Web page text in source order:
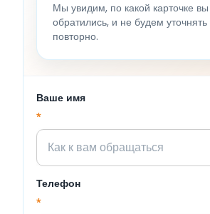
Мы увидим, по какой карточке вы
обратились, и не будем уточнять
повторно.
Ваше имя
*
Телефон
*